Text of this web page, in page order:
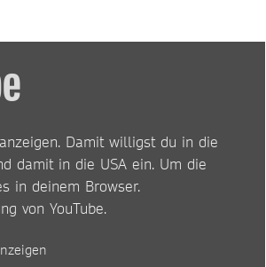
Damit willigst du in die
damit in die USA ein. Um die
in deinem Browser.
von YouTube.